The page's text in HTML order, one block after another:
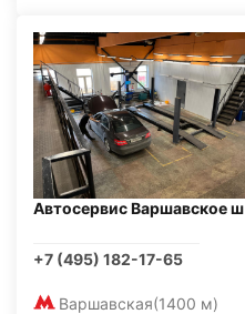
Автосервис Варшавское ш
+7 (495) 182-17-65
Варшавская(1400 м)